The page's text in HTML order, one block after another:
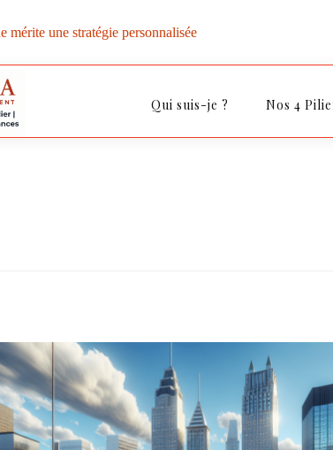
mérite une stratégie personnalisée
Qui suis-je ? Nos 4